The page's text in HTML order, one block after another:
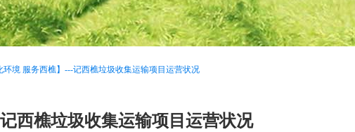
环境 服务西樵】---记西樵垃圾收集运输项目运营状况
西樵垃圾收集运输项目运营状况